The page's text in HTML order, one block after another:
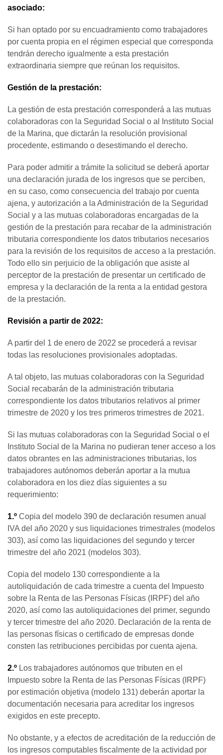
asociado:
Si han optado por su encuadramiento como trabajadores
por cuenta propia en el régimen especial que corresponda
tendrán derecho igualmente a esta prestación
extraordinaria siempre que reúnan los requisitos.
Gestión de la prestación:
La gestión de esta prestación corresponderá a las mutuas
colaboradoras con la Seguridad Social o al Instituto Social
de la Marina, que dictarán la resolución provisional
procedente, estimando o desestimando el derecho.
Para poder admitir a trámite la solicitud se deberá aportar
una declaración jurada de los ingresos que se perciben,
en su caso, como consecuencia del trabajo por cuenta
ajena, y autorización a la Administración de la Seguridad
Social y a las mutuas colaboradoras encargadas de la
gestión de la prestación para recabar de la administración
tributaria correspondiente los datos tributarios necesarios
para la revisión de los requisitos de acceso a la prestación.
Todo ello sin perjuicio de la obligación que asiste al
perceptor de la prestación de presentar un certificado de
empresa y la declaración de la renta a la entidad gestora
de la prestación.
Revisión a partir de 2022:
A partir del 1 de enero de 2022 se procederá a revisar
todas las resoluciones provisionales adoptadas.
A tal objeto, las mutuas colaboradoras con la Seguridad
Social recabarán de la administración tributaria
correspondiente los datos tributarios relativos al primer
trimestre de 2020 y los tres primeros trimestres de 2021.
Si las mutuas colaboradoras con la Seguridad Social o el
Instituto Social de la Marina no pudieran tener acceso a los
datos obrantes en las administraciones tributarias, los
trabajadores autónomos deberán aportar a la mutua
colaboradora en los diez días siguientes a su
requerimiento:
1.º Copia del modelo 390 de declaración resumen anual
IVA del año 2020 y sus liquidaciones trimestrales (modelos
303), así como las liquidaciones del segundo y tercer
trimestre del año 2021 (modelos 303).
Copia del modelo 130 correspondiente a la
autoliquidación de cada trimestre a cuenta del Impuesto
sobre la Renta de las Personas Físicas (IRPF) del año
2020, así como las autoliquidaciones del primer, segundo
y tercer trimestre del año 2020. Declaración de la renta de
las personas físicas o certificado de empresas donde
consten las retribuciones percibidas por cuenta ajena.
2.º Los trabajadores autónomos que tributen en el
Impuesto sobre la Renta de las Personas Físicas (IRPF)
por estimación objetiva (modelo 131) deberán aportar la
documentación necesaria para acreditar los ingresos
exigidos en este precepto.
No obstante, y a efectos de acreditación de la reducción de
los ingresos computables fiscalmente de la actividad por